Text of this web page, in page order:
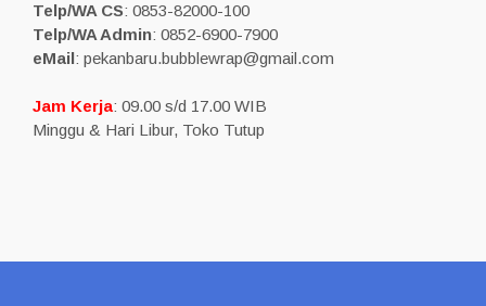
Telp/WA CS: 0853-82000-100
Telp/WA Admin: 0852-6900-7900
eMail: pekanbaru.bubblewrap@gmail.com
Jam Kerja: 09.00 s/d 17.00 WIB
Minggu & Hari Libur, Toko Tutup